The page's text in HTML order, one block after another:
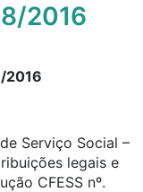
2016
2016
Serviço Social –
legais e
CFESS nº.